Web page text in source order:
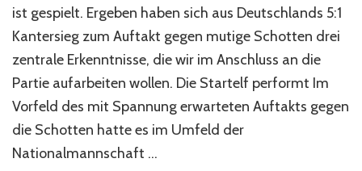
aus
dem
Eröffnungsspiel
ist gespielt. Ergeben haben sich aus Deutschlands 5:1
Kantersieg zum Auftakt gegen mutige Schotten drei
zentrale Erkenntnisse, die wir im Anschluss an die
Partie aufarbeiten wollen. Die Startelf performt Im
Vorfeld des mit Spannung erwarteten Auftakts gegen
die Schotten hatte es im Umfeld der
Nationalmannschaft …